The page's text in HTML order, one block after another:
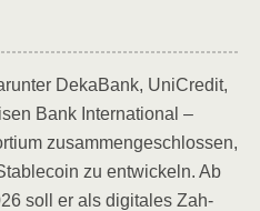
Deka­Bank, UniCre­dit,
Bank Inter­na­tio­nal –
zusam­men­ge­schlos­sen,
zu ent­wi­ckeln. Ab
soll er als digi­ta­les Zah­